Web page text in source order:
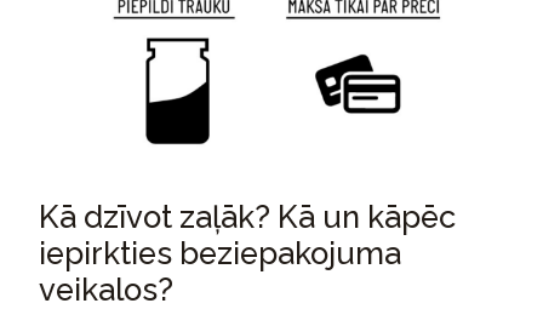
Kā dzīvot zaļāk? Kā un kāpēc
iepirkties beziepakojuma
veikalos?